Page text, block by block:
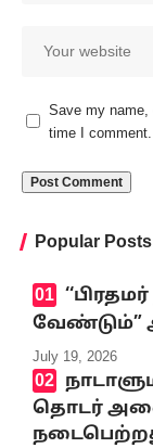
Save my name,
time I comment.
Popular Posts
வேண்டும்”
July 19, 2026
தொடர்